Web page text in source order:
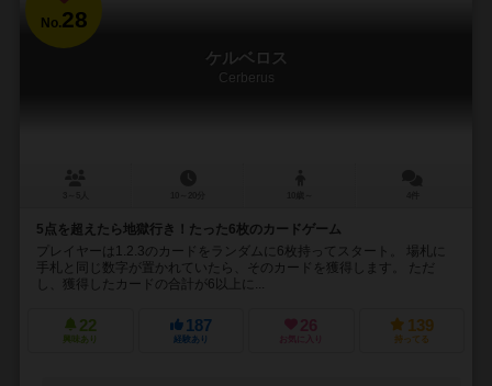
No.28
ケルベロス
Cerberus
5点を超えたら地獄行き！たった6枚のカードゲーム
プレイヤーは1.2.3のカードをランダムに6枚持ってスタート。 場札に
手札と同じ数字が置かれていたら、そのカードを獲得します。 ただ
し、獲得したカードの合計が6以上に...
22
興味あり
187
経験あり
26
お気に入り
139
持ってる